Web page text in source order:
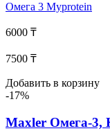
Омега 3 Myprotein
6000 ₸
7500 ₸
Добавить в корзину
-17%
Maxler Омега-3,